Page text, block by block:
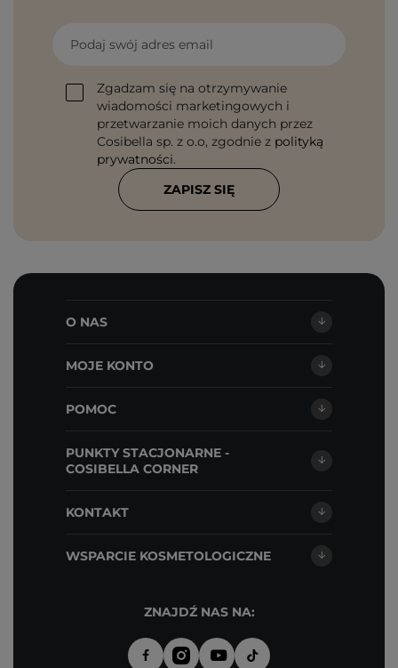
Podaj swój adres email
Zgadzam się na otrzymywanie
wiadomości marketingowych i
przetwarzanie moich danych przez
Cosibella sp. z o.o, zgodnie z polityką
prywatności.
ZAPISZ SIĘ
O NAS
MOJE KONTO
POMOC
PUNKTY STACJONARNE -
COSIBELLA CORNER
KONTAKT
WSPARCIE KOSMETOLOGICZNE
ZNAJDŹ NAS NA: